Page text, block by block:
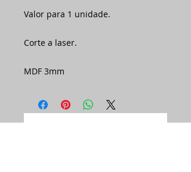
Valor para 1 unidade.
Corte a laser.
MDF 3mm